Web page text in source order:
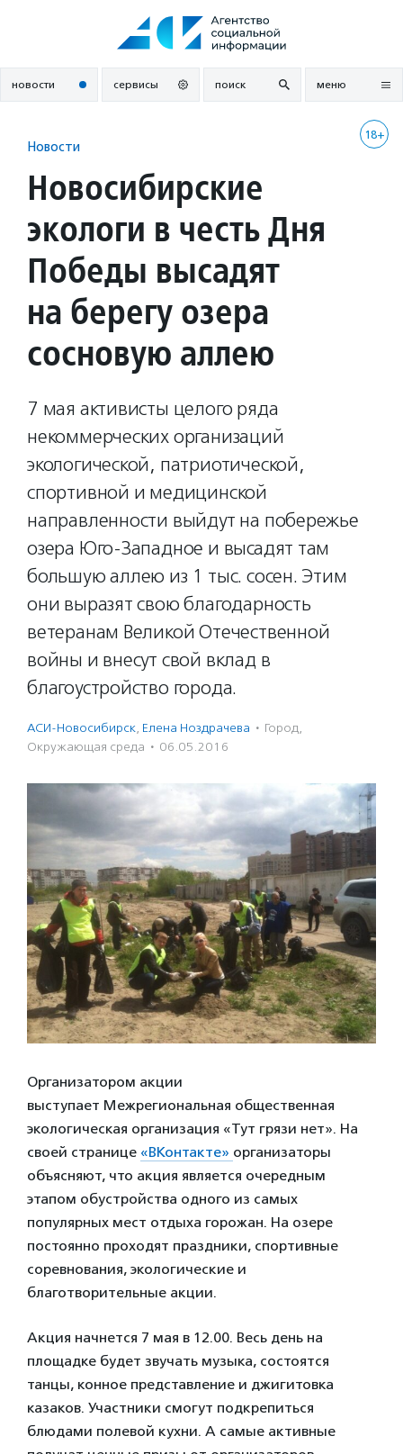
новости сервисы поиск меню
18+
Новости
Новосибирские
экологи в честь Дня
Победы высадят
на берегу озера
сосновую аллею
7 мая активисты целого ряда
некоммерческих организаций
экологической, патриотической,
спортивной и медицинской
направленности выйдут на побережье
озера Юго-Западное и высадят там
большую аллею из 1 тыс. сосен. Этим
они выразят свою благодарность
ветеранам Великой Отечественной
войны и внесут свой вклад в
благоустройство города.
АСИ-Новосибирск, Елена Ноздрачева · Город,
Окружающая среда · 06.05.2016
Организатором акции
выступает Межрегиональная общественная
экологическая организация «Тут грязи нет». На
своей странице «ВКонтакте» организаторы
объясняют, что акция является очередным
этапом обустройства одного из самых
популярных мест отдыха горожан. На озере
постоянно проходят праздники, спортивные
соревнования, экологические и
благотворительные акции.
Акция начнется 7 мая в 12.00. Весь день на
площадке будет звучать музыка, состоятся
танцы, конное представление и джигитовка
казаков. Участники смогут подкрепиться
блюдами полевой кухни. А самые активные